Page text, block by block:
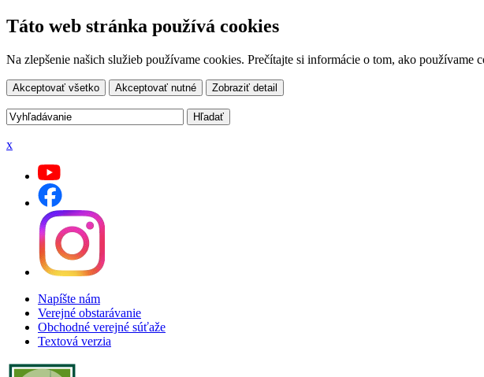
Táto web stránka používá cookies
Na zlepšenie našich služieb používame cookies. Prečítajte si informácie o tom, ako
Akceptovať všetko Akceptovať nutné Zobraziť detail
x
Napíšte nám
Verejné obstarávanie
Obchodné verejné súťaže
Textová verzia